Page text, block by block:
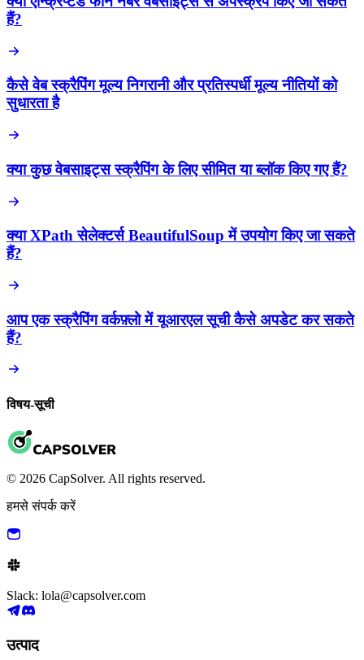
हैं?
कैसे वेब स्क्रैपिंग मूल्य निगरानी और प्रतिस्पर्धी मूल्य नीतियों को
सुधारता है
क्या कुछ वेबसाइट्स स्क्रैपिंग के लिए सीमित या ब्लॉक किए गए हैं?
क्या XPath सेलेक्टर्स BeautifulSoup में उपयोग किए जा सकते
हैं?
आप एक स्क्रैपिंग वर्कफ़्लो में यूआरएल सूची कैसे अपडेट कर सकते
हैं?
विषय-सूची
© 2026 CapSolver. All rights reserved.
हमसे संपर्क करें
Slack: lola@capsolver.com
उत्पाद